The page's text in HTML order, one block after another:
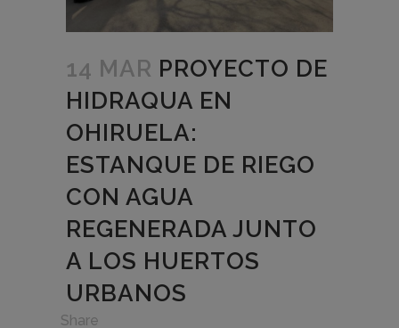
14 MAR PROYECTO DE
HIDRAQUA EN
OHIRUELA:
ESTANQUE DE RIEGO
CON AGUA
REGENERADA JUNTO
A LOS HUERTOS
URBANOS
Share